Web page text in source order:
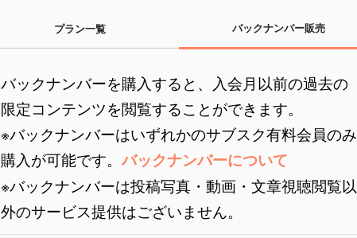
プラン一覧 バックナンバー販売
バックナンバーを購入すると、入会月以前の過去の
限定コンテンツを閲覧することができます。
※バックナンバーはいずれかのサブスク有料会員のみ
購入が可能です。バックナンバーについて
※バックナンバーは投稿写真・動画・文章視聴閲覧以
外のサービス提供はございません。